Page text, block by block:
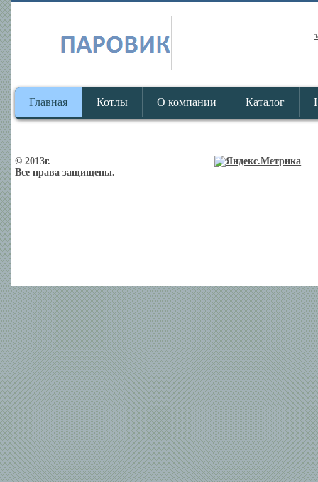
Главная Котлы О компании Каталог
© 2013г.
Все права защищены.